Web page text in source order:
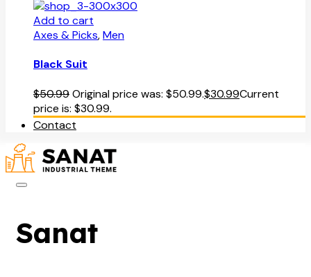
Add to cart
Axes & Picks,Men
Black Suit
$50.99Original price was: $50.99.$30.99Current
price is: $30.99.
Contact
Sanat